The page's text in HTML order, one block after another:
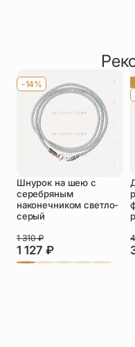
политикой
согласие
Пока нет отзывов.
-14%
Шнурок на шею с
серебряным
наконечником светло-
серый
1 127 ₽
1 310₽